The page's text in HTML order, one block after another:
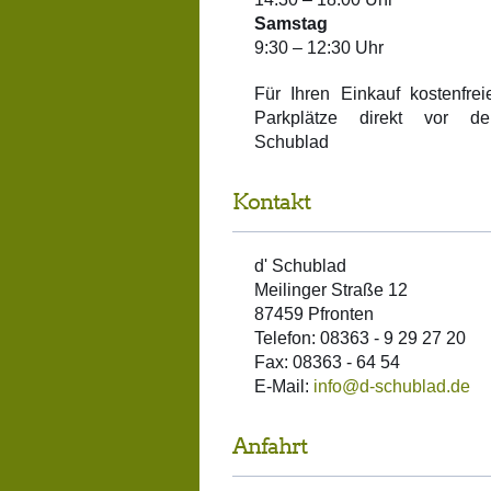
Samstag
9:30 – 12:30 Uhr
Für Ihren Einkauf
Parkplätze direkt vor
Schublad
Kontakt
d' Schublad
Meilinger Straße 12
87459 Pfronten
Telefon: 08363 - 9 29 27 20
Fax: 08363 - 64 54
E-Mail: info@d-schublad.de
Anfahrt